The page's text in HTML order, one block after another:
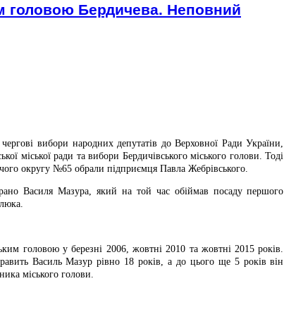
головою Бердичева. Неповний
вибори народних депутатів до Верховної Ради України,
міської ради та вибори Бердичівського міського голови. Тоді
округу №65 обрали підприємця Павла Жебрівського.
Василя Мазура, який на той час обіймав посаду першого
головою у березні 2006, жовтні 2010 та жовтні 2015 років.
Василь Мазур рівно 18 років, а до цього ще 5 років він
міського голови.